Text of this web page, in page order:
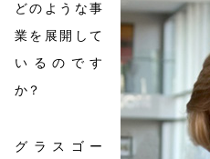
どのような事
業を展開して
いるのです
か？
グラスゴー